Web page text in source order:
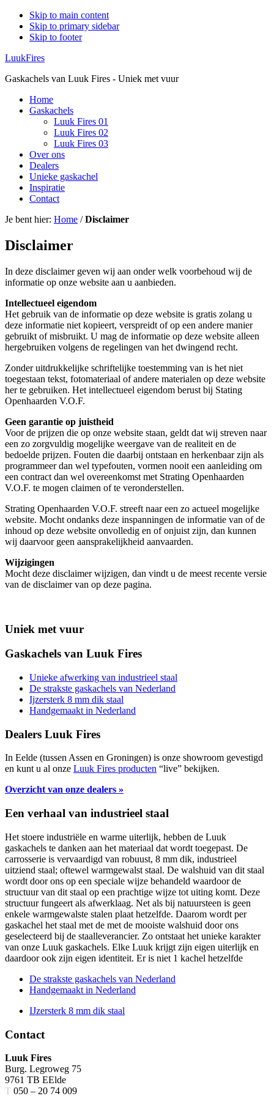
Skip to main content
Skip to primary sidebar
Skip to footer
LuukFires
Gaskachels van Luuk Fires - Uniek met vuur
Home
Gaskachels
Luuk Fires 01
Luuk Fires 02
Luuk Fires 03
Over ons
Dealers
Unieke gaskachel
Inspiratie
Contact
Je bent hier: Home /Disclaimer
Disclaimer
In deze disclaimer geven wij aan onder welk voorbehoud wij de
informatie op onze website aan u aanbieden.
Intellectueel eigendom
Het gebruik van de informatie op deze website is gratis zolang u
deze informatie niet kopieert, verspreidt of op een andere manier
gebruikt of misbruikt. U mag de informatie op deze website alleen
hergebruiken volgens de regelingen van het dwingend recht.
Zonder uitdrukkelijke schriftelijke toestemming van is het niet
toegestaan tekst, fotomateriaal of andere materialen op deze website
her te gebruiken. Het intellectueel eigendom berust bij Stating
Openhaarden V.O.F.
Geen garantie op juistheid
Voor de prijzen die op onze website staan, geldt dat wij streven naar
een zo zorgvuldig mogelijke weergave van de realiteit en de
bedoelde prijzen. Fouten die daarbij ontstaan en herkenbaar zijn als
programmeer dan wel typefouten, vormen nooit een aanleiding om
een contract dan wel overeenkomst met Strating Openhaarden
V.O.F. te mogen claimen of te veronderstellen.
Strating Openhaarden V.O.F. streeft naar een zo actueel mogelijke
website. Mocht ondanks deze inspanningen de informatie van of de
inhoud op deze website onvolledig en of onjuist zijn, dan kunnen
wij daarvoor geen aansprakelijkheid aanvaarden.
Wijzigingen
Mocht deze disclaimer wijzigen, dan vindt u de meest recente versie
van de disclaimer van op deze pagina.
Primary
Sidebar
Uniek met vuur
Gaskachels van Luuk Fires
Unieke afwerking van industrieel staal
De strakste gaskachels van Nederland
Ijzersterk 8 mm dik staal
Handgemaakt in Nederland
Dealers Luuk Fires
In Eelde (tussen Assen en Groningen) is onze showroom gevestigd
en kunt u al onze Luuk Fires producten “live” bekijken.
Overzicht van onze dealers »
Een verhaal van industrieel staal
Het stoere industriële en warme uiterlijk, hebben de Luuk
gaskachels te danken aan het materiaal dat wordt toegepast. De
carrosserie is vervaardigd van robuust, 8 mm dik, industrieel
uitziend staal; oftewel warmgewalst staal. De walshuid van dit staal
wordt door ons op een speciale wijze behandeld waardoor de
structuur van dit staal op een prachtige wijze tot uiting komt. Deze
structuur fungeert als afwerklaag. Net als bij natuursteen is geen
enkele warmgewalste stalen plaat hetzelfde. Daarom wordt per
gaskachel het staal met de met de mooiste walshuid door ons
geselecteerd bij de staalleverancier. Zo ontstaat het unieke karakter
van onze Luuk gaskachels. Elke Luuk krijgt zijn eigen uiterlijk en
daardoor ook zijn eigen identiteit. Er is niet 1 kachel hetzelfde
De strakste gaskachels van Nederland
Handgemaakt in Nederland
IJzersterk 8 mm dik staal
Footer
Contact
Luuk Fires
Burg. Legroweg 75
9761 TB EElde
T 050 – 20 74 009